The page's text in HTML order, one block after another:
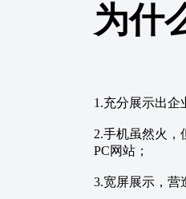
为什
1.充分展示出企
2.手机虽然火，
PC网站；
3.宽屏展示，营